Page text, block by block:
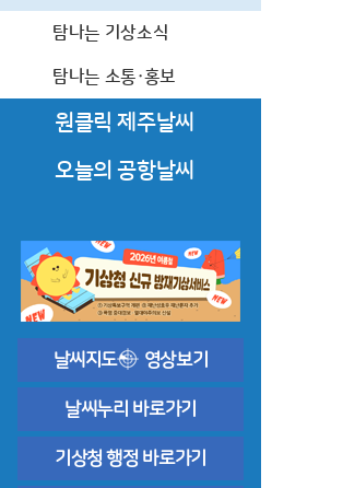
찾아오시는 길
업무추진비
상품권 구매현황
탐나는 기상소식
탐나는 소통·홍보
원클릭 제주날씨
한라산·오름·올레·둘레길
바다날씨
상세한 날씨해설
오늘의 공항날씨
공항기상정보
날씨지도 영상보기
날씨누리 바로가기
기상청 행정 바로가기
조직·직원
찾아오시는 길